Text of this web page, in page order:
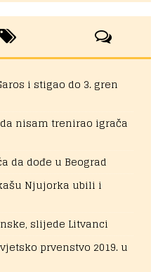
i stigao do 3. gren
nisam trenirao igrača
da dođe u Beograd
Njujorka ubili i
slijede Litvanci
prvenstvo 2019. u